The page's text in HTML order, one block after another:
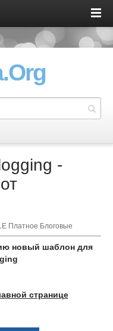
-
Платное Блоговые
новый шаблон для
странице